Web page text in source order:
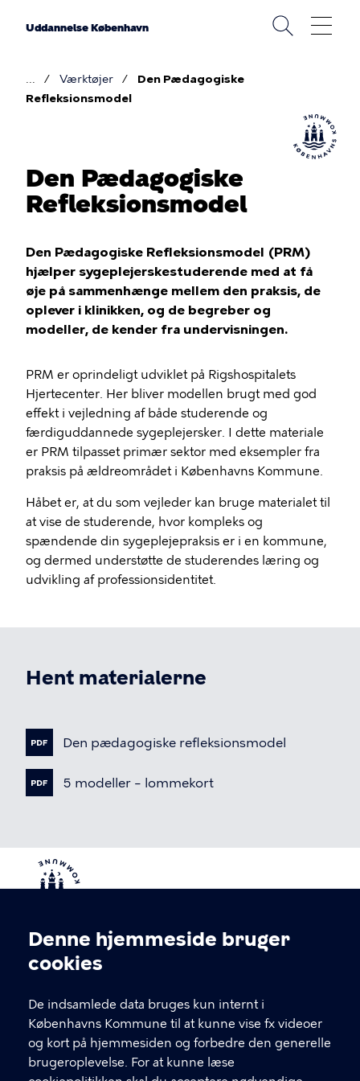
Cookieindstillinger
Denne hjemmeside bruger
cookies
De indsamlede data bruges kun internt i
Københavns Kommune til at kunne vise fx videoer
og kort på hjemmesiden og forbedre den generelle
brugeroplevelse. For at kunne læse
Uddannelse København
Brødkrumme
Værktøjer
Den Pædagogiske
Refleksionsmodel
Den Pædagogiske
Refleksionsmodel
Den Pædagogiske Refleksionsmodel (PRM)
hjælper sygeplejerskestuderende med at få
øje på sammenhænge mellem den praksis, de
oplever i klinikken, og de begreber og
modeller, de kender fra undervisningen.
PRM er oprindeligt udviklet på Rigshospitalets
Hjertecenter. Her bliver modellen brugt med god
effekt i vejledning af både studerende og
færdiguddannede sygeplejersker. I dette materiale
er PRM tilpasset primær sektor med eksempler fra
praksis på ældreområdet i Københavns Kommune.
Håbet er, at du som vejleder kan bruge materialet til
at vise de studerende, hvor kompleks og
spændende din sygeplejepraksis er i en kommune,
og dermed understøtte de studerendes læring og
udvikling af professionsidentitet.
Hent materialerne
Den pædagogiske refleksionsmodel
5 modeller – lommekort
Uddannelse København
Kontakt og telefontider
Serridslevvej 2A, 1. sal